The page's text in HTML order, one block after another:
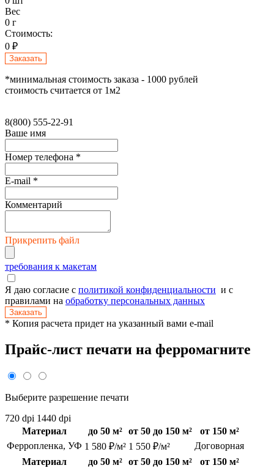
Вес
0 г
Стоимость:
0 ₽
Заказать
*минимальная стоимость заказа - 1000 рублей
стоимость считается от 1м2
8(800) 555-22-91
Ваше имя
Номер телефона *
E-mail *
Комментарий
Прикрепить файл
требования к макетам
Я даю согласие с политикой конфиденциальности и с
правилами на обработку персональных данных
Заказать
* Копия расчета придет на указанный вами e-mail
Прайс-лист печати на ферромагните
Выберите разрешение печати
720 dpi 1440 dpi
Материал
до 50 м² от 50 до 150 м²
от 150 м²
Ферропленка, УФ 1 580 ₽/м² 1 550 ₽/м²
Договорная
Материал
до 50 м² от 50 до 150 м²
от 150 м²